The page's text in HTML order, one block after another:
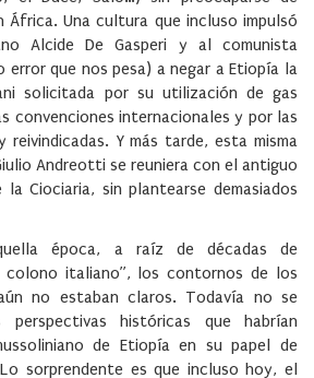
Una cultura que incluso impulsó
Alcide De Gasperi y al comunista
que nos pesa) a negar a Etiopía la
solicitada por su utilización de gas
convenciones internacionales y por las
reivindicadas. Y más tarde, esta misma
Andreotti se reuniera con el antiguo
Ciociaria, sin plantearse demasiados
época, a raíz de décadas de
colono italiano”, los contornos de los
no estaban claros. Todavía no se
perspectivas históricas que habrían
de Etiopía en su papel de
sorprendente es que incluso hoy, el